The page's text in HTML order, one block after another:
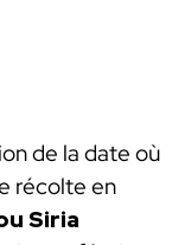
de la date où
récolte en
Siria